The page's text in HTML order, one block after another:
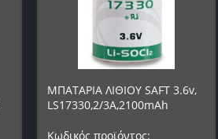
ΜΠΑΤΑΡΙΑ ΛΙΘΙΟΥ SAFT 3.6v,
LS17330,2/3A,2100mAh
Κωδικός προϊόντος: